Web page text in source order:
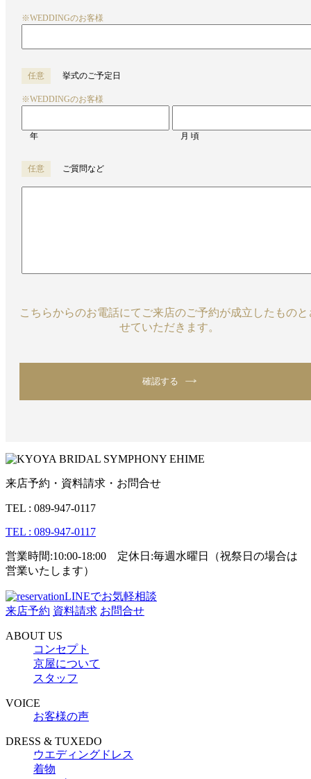
※WEDDINGのお客様
任意 挙式のご予定日
※WEDDINGのお客様
年 月 頃
任意 ご質問など
こちらからのお電話にてご来店のご予約が成立したものと
せていただきます。
確認する
来店予約・資料請求・お問合せ
TEL : 089-947-0117
TEL : 089-947-0117
営業時間:10:00-18:00 定休日:毎週水曜日（祝祭日の場合は
営業いたします）
LINEでお気軽相談
来店予約 資料請求 お問合せ
ABOUT US
コンセプト
京屋について
スタッフ
VOICE
お客様の声
DRESS & TUXEDO
ウエディングドレス
着物